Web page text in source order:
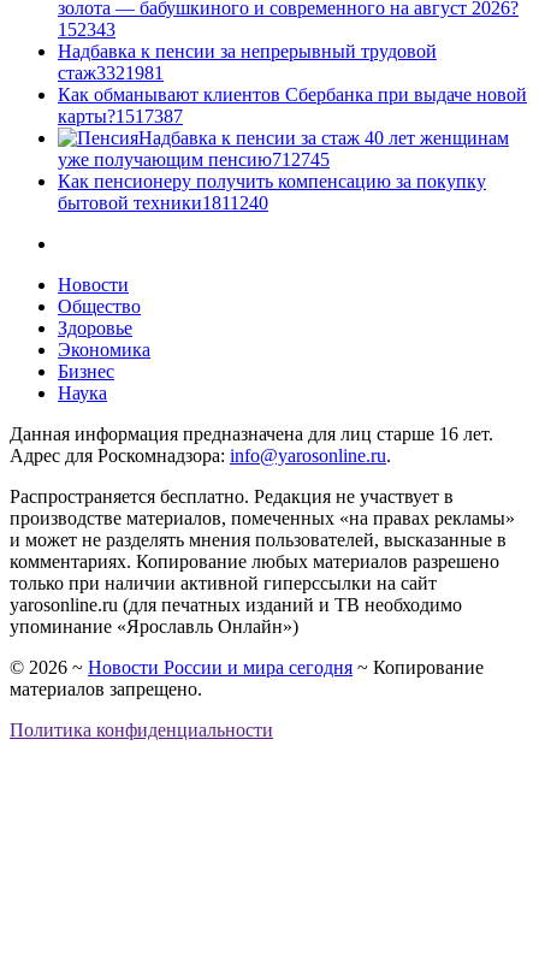
золота — бабушкиного и современного на август 2026?
1 52343
Надбавка к пенсии за непрерывный трудовой
стаж3321981
Как обманывают клиентов Сбербанка при выдаче новой
карты?1517387
Надбавка к пенсии за стаж 40 лет женщинам
уже получающим пенсию712745
Как пенсионеру получить компенсацию за покупку
бытовой техники1811240
Новости
Общество
Здоровье
Экономика
Бизнес
Наука
Данная информация предназначена для лиц старше 16 лет.
Адрес для Роскомнадзора: info@yarosonline.ru.
Распространяется бесплатно. Редакция не участвует в
производстве материалов, помеченных «на правах рекламы»
и может не разделять мнения пользователей, высказанные в
комментариях. Копирование любых материалов разрешено
только при наличии активной гиперссылки на сайт
yarosonline.ru (для печатных изданий и ТВ необходимо
упоминание «Ярославль Онлайн»)
© 2026 ~ Новости России и мира сегодня ~ Копирование
материалов запрещено.
Политика конфиденциальности